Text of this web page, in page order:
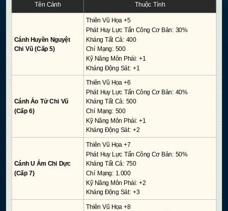
Tên Cánh Thuộc Tính
Cánh Huyền Nguyệt
Chi Vũ (Cấp 5)
Thiên Vũ Họa +5
Phát Huy Lực Tấn Công Cơ Bản: 30%
Kháng Tất Cả: 400
Chí Mạng: 500
Kỹ Năng Môn Phái: +1
Kháng Động Sát: +1
Cánh Ảo Tử Chi Vũ
(Cấp 6)
Thiên Vũ Họa +6
Phát Huy Lực Tấn Công Cơ Bản: 40%
Kháng Tất Cả: 500
Chí Mạng: 500
Kỹ Năng Môn Phái: +1
Kháng Động Sát: +2
Cánh U Ám Chi Dực
(Cấp 7)
Thiên Vũ Họa +7
Phát Huy Lực Tấn Công Cơ Bản: 50%
Kháng Tất Cả: 750
Chí Mạng: 1.000
Kỹ Năng Môn Phái: +2
Kháng Động Sát: +3
Thiên Vũ Họa +8